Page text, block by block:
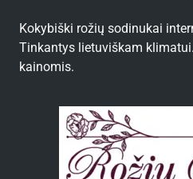
Kokybiški rožių sodinukai
Tinkantys lietuviškam
kainomis.